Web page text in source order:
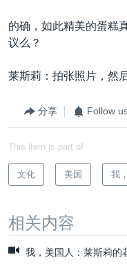
的确，如此精美的蛋糕
议么？
莱斯莉：拍张照片，然
分享 Follow
This item is part of
文化 美国 我
相关内容
我，美国人：莱斯莉的